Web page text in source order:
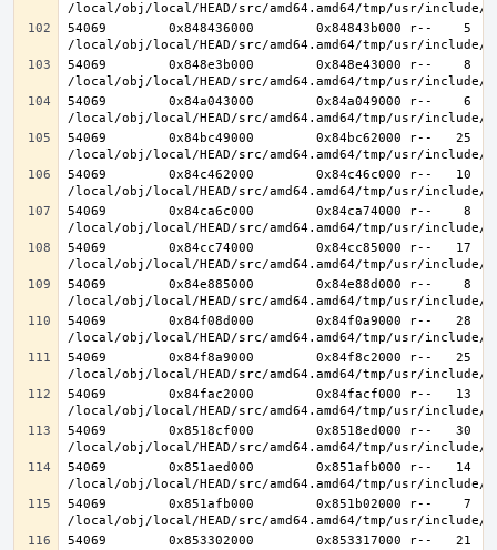
54069        0x848436000        0x84843b000 r--    5
54069        0x848e3b000        0x848e43000 r--    8
54069        0x84a043000        0x84a049000 r--    6
54069        0x84bc49000        0x84bc62000 r--   25
54069        0x84c462000        0x84c46c000 r--   10
54069        0x84ca6c000        0x84ca74000 r--    8
54069        0x84cc74000        0x84cc85000 r--   17
54069        0x84e885000        0x84e88d000 r--    8
54069        0x84f08d000        0x84f0a9000 r--   28
54069        0x84f8a9000        0x84f8c2000 r--   25
54069        0x84fac2000        0x84facf000 r--   13
54069        0x8518cf000        0x8518ed000 r--   30
54069        0x851aed000        0x851afb000 r--   14
54069        0x851afb000        0x851b02000 r--    7
54069        0x853302000        0x853317000 r--   21